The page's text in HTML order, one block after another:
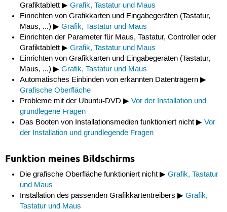
Grafiktablett ▶Grafik, Tastatur und Maus
Einrichten von Grafikkarten und Eingabegeräten (Tastatur,
Maus, ...) ▶Grafik, Tastatur und Maus
Einrichten der Parameter für Maus, Tastatur, Controller oder
Grafiktablett ▶Grafik, Tastatur und Maus
Einrichten von Grafikkarten und Eingabegeräten (Tastatur,
Maus, ...) ▶Grafik, Tastatur und Maus
Automatisches Einbinden von erkannten Datenträgern ▶
Grafische Oberfläche
Probleme mit der Ubuntu-DVD ▶Vor der Installation und
grundlegene Fragen
Das Booten von Installationsmedien funktioniert nicht ▶Vor
der Installation und grundlegende Fragen
Funktion meines Bildschirms
Die grafische Oberfläche funktioniert nicht ▶Grafik, Tastatur
und Maus
Installation des passenden Grafikkartentreibers ▶Grafik,
Tastatur und Maus